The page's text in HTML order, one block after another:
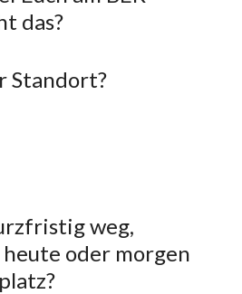
das?
Standort?
weg,
oder morgen